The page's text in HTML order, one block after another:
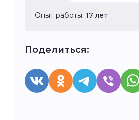
Опыт работы: 17 лет
Поделиться: